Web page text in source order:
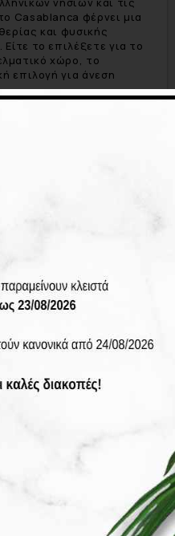
Casablanca φέρνει μια
και φυσικής
το επιλέξετε για το
χώρο, το
επιλογή για άνεση
υφάσματα:
και το ύφασμα στο
και
κρεβάτι σας πάντα
αποθηκευτικό
κόστος 280€.
δώστε στην
υφάσματος.
για το κρεβάτι σας